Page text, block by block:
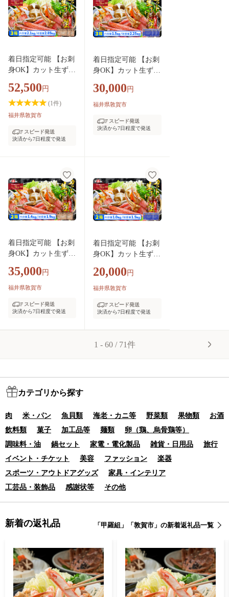
ンキング お中元 お歳
暮 ギフト 贈り物 プ
レゼント】[024-b026
_A20]
着日指定可能 【お刺
身OK】カット生ずわ
0g前後）×3箱【甲羅
組 敦賀 かに カニ 蟹
ズワイガニ ずわいが
き身 殻むき不要 カ
レゼント】[024-c018
_A20]
52,500 円
(1件)
福井県敦賀市
スピード発送
決済から7日程度で発送
着日指定可能 【お刺
身OK】カット生ずわ
700g）×3箱【甲羅組
敦賀 かに カニ 蟹 ズ
刺身 生 生食可 むき
ト】[024-c014]
30,000 円
福井県敦賀市
スピード発送
決済から7日程度で発送
着日指定可能 【お刺
身OK】カット生ずわ
0g前後）×2箱【甲羅
組 敦賀 かに カニ 蟹
に 刺身 生 生食可 む
35,000 円
福井県敦賀市
スピード発送
決済から7日程度で発送
着日指定可能 【お刺
身OK】カット生ずわ
700g）×2箱【甲羅組
敦賀 かに カニ 蟹 ズ
刺身 生 生食可 むき
身 お中元 お歳暮 ギ
フト 贈り物 プレゼン
20,000 円
福井県敦賀市
スピード発送
決済から7日程度で発送
1 - 60 / 71件
カテゴリから探す
肉 米・パン 魚貝類 海老・カニ等 野菜類 果物類
お酒
飲料類
菓子 加工品等 麺類
卵（鶏、烏骨鶏等）
調味料・油
鍋セット 家電・電化製品 雑貨・日用品
旅行
イベント・チケット
美容 ファッション
楽器
スポーツ・アウトドアグッズ
家具・インテリア
工芸品・装飾品
感謝状等 その他
新着の返礼品 「甲羅組」「敦賀市」の新着返礼品一覧